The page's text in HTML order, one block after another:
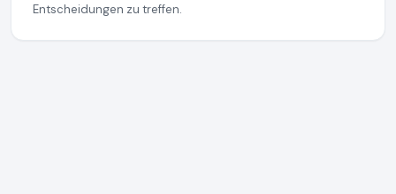
Entscheidungen zu treffen.